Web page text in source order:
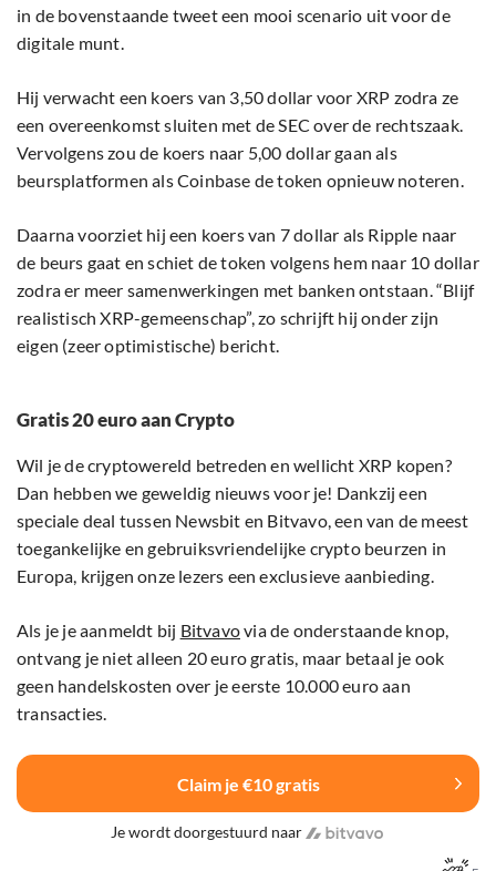
in de bovenstaande tweet een mooi scenario uit voor de
digitale munt.
Hij verwacht een koers van 3,50 dollar voor XRP zodra ze
een overeenkomst sluiten met de SEC over de rechtszaak.
Vervolgens zou de koers naar 5,00 dollar gaan als
beursplatformen als Coinbase de token opnieuw noteren.
Daarna voorziet hij een koers van 7 dollar als Ripple naar
de beurs gaat en schiet de token volgens hem naar 10 dollar
zodra er meer samenwerkingen met banken ontstaan. “Blijf
realistisch XRP-gemeenschap”, zo schrijft hij onder zijn
eigen (zeer optimistische) bericht.
Gratis 20 euro aan Crypto
Wil je de cryptowereld betreden en wellicht XRP kopen?
Dan hebben we geweldig nieuws voor je! Dankzij een
speciale deal tussen Newsbit en Bitvavo, een van de meest
toegankelijke en gebruiksvriendelijke crypto beurzen in
Europa, krijgen onze lezers een exclusieve aanbieding.
Als je je aanmeldt bij Bitvavovia de onderstaande knop,
ontvang je niet alleen 20 euro gratis, maar betaal je ook
geen handelskosten over je eerste 10.000 euro aan
transacties.
Claim je €10 gratis
Je wordt doorgestuurd naar